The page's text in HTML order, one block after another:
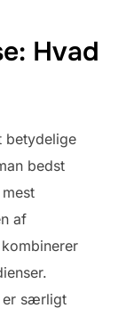
Hvad
betydelige
bedst
af
er særligt